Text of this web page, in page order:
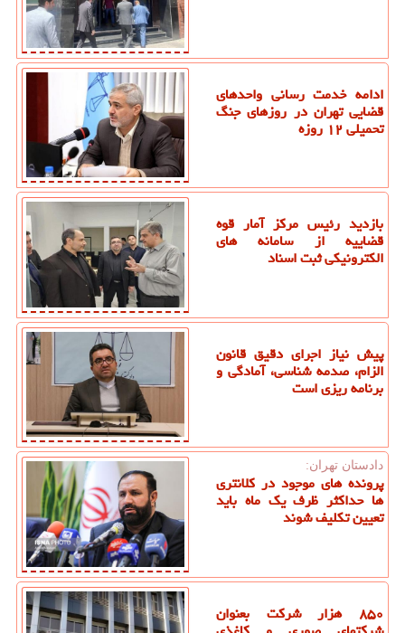
ادامه خدمت رسانی واحدهای
قضایی تهران در روزهای جنگ
تحمیلی ۱۲ روزه
بازدید رئیس مرکز آمار قوه
قضاییه از سامانه های
الکترونیکی ثبت اسناد
پیش نیاز اجرای دقیق قانون
الزام، صدمه شناسی، آمادگی و
برنامه ریزی است
دادستان تهران:
پرونده های موجود در کلانتری
ها حداکثر ظرف یک ماه باید
تعیین تکلیف شوند
۸۵۰ هزار شرکت بعنوان